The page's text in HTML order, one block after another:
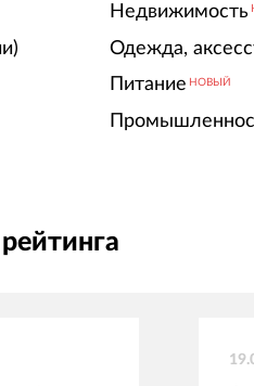
Недвижимость
Одежда,
Питание НОВЫЙ